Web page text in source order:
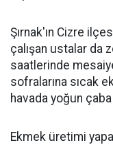
Şırnak'ın Cizre
çalışan ustalar da
saatlerinde
sofralarına sıcak
havada yoğun çaba
Ekmek üretimi